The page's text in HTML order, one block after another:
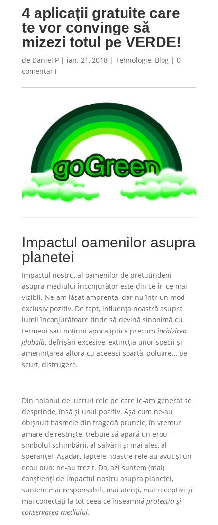
4 aplicații gratuite care
te vor convinge să
mizezi totul pe VERDE!
de Daniel P| ian. 21, 2018| Tehnologie, Blog| 0
comentarii
Impactul oamenilor asupra
planetei
Impactul nostru, al oamenilor de pretutindeni
asupra mediului înconjurător este din ce în ce mai
vizibil. Ne-am lăsat amprenta, dar nu într-un mod
exclusiv pozitiv. De fapt, influența noastră asupra
lumii înconjurătoare tinde să devină sinonimă cu
termeni sau noțiuni apocaliptice precum încălzirea
globală, defrișări excesive, extincția unor specii și
amenințarea altora cu aceeași soartă, poluare… pe
scurt, distrugere.
Din noianul de lucruri rele pe care le-am generat se
desprinde, însă și unul pozitiv. Așa cum ne-au
obișnuit basmele din fragedă pruncie, în vremuri
amare de restriște, trebuie să apară un erou –
simbolul schimbării, al salvării și mai ales, al
speranței. Așadar, faptele noastre rele au avut și un
ecou bun: ne-au trezit. Da, azi suntem (mai)
conștienți de impactul nostru asupra planetei,
suntem mai responsabili, mai atenți, mai receptivi și
mai conectați la tot ceea ce înseamnă protecția și
conservarea mediului.